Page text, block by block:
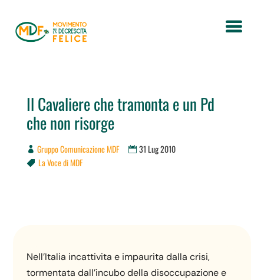
Il Cavaliere che tramonta e un Pd
che non risorge
Gruppo Comunicazione MDF 31 Lug 2010
 La Voce di MDF
Nell’Italia incattivita e impaurita dalla crisi,
tormentata dall’incubo della disoccupazione e